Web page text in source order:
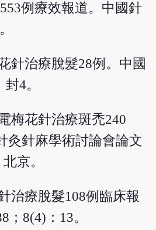
例療效報道。中國針
針治療脫髮28例。中國
4。
梅花針治療斑禿240
灸針麻學術討論會論文
京。
治療脫髮108例臨床報
；8(4)：13。